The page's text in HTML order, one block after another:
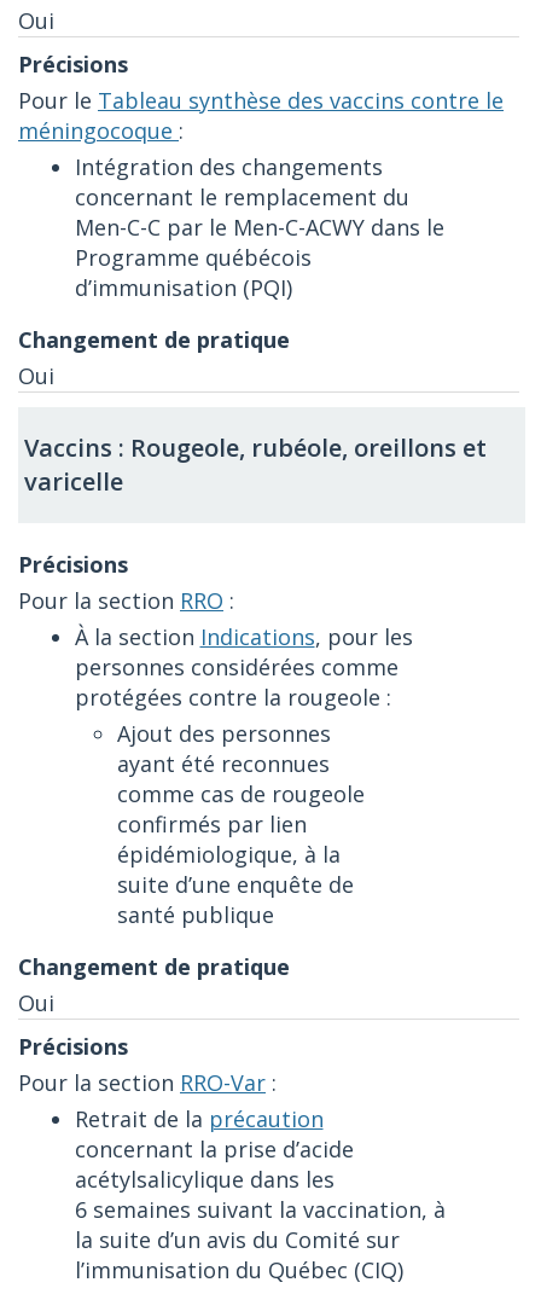
Oui
Pour le Tableau synthèse des vaccins contre le
méningocoque :
Intégration des changements
concernant le remplacement du
Men-C-C par le Men-C-ACWY dans le
Programme québécois
d’immunisation (PQI)
Oui
Vaccins : Rougeole, rubéole, oreillons et
varicelle
Pour la section RRO :
À la section Indications, pour les
personnes considérées comme
protégées contre la rougeole :
Ajout des personnes
ayant été reconnues
comme cas de rougeole
confirmés par lien
épidémiologique, à la
suite d’une enquête de
santé publique
Oui
Pour la section RRO-Var :
Retrait de la précaution
concernant la prise d’acide
acétylsalicylique dans les
6 semaines suivant la vaccination, à
la suite d’un avis du Comité sur
l’immunisation du Québec (CIQ)